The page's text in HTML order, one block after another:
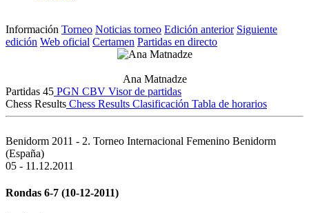
Información Torneo Noticias torneo Edición anterior Siguiente
edición Web oficial Certamen Partidas en directo
Ana Matnadze
Partidas 45 PGN CBV Visor de partidas
Chess Results Chess Results Clasificación Tabla de horarios
Benidorm 2011 - 2. Torneo Internacional Femenino Benidorm
(España)
05 - 11.12.2011
Rondas 6-7 (10-12-2011)